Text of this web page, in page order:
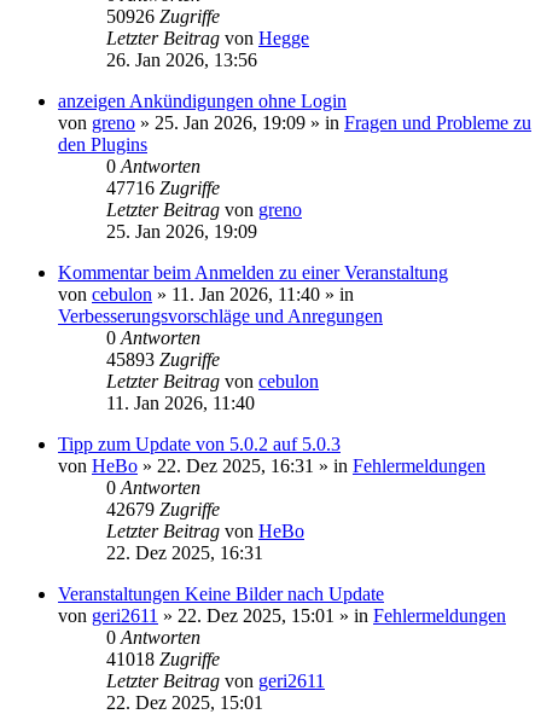
50926 Zugriffe
Letzter Beitrag von Hegge
26. Jan 2026, 13:56
anzeigen Ankündigungen ohne Login
von greno » 25. Jan 2026, 19:09 » in Fragen und Probleme zu
den Plugins
0 Antworten
47716 Zugriffe
Letzter Beitrag von greno
25. Jan 2026, 19:09
Kommentar beim Anmelden zu einer Veranstaltung
von cebulon » 11. Jan 2026, 11:40 » in
Verbesserungsvorschläge und Anregungen
0 Antworten
45893 Zugriffe
Letzter Beitrag von cebulon
11. Jan 2026, 11:40
Tipp zum Update von 5.0.2 auf 5.0.3
von HeBo » 22. Dez 2025, 16:31 » in Fehlermeldungen
0 Antworten
42679 Zugriffe
Letzter Beitrag von HeBo
22. Dez 2025, 16:31
Veranstaltungen Keine Bilder nach Update
von geri2611 » 22. Dez 2025, 15:01 » in Fehlermeldungen
0 Antworten
41018 Zugriffe
Letzter Beitrag von geri2611
22. Dez 2025, 15:01